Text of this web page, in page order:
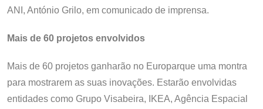
ANI, António Grilo, em comunicado de imprensa.
Mais de 60 projetos envolvidos
Mais de 60 projetos ganharão no Europarque uma montra
para mostrarem as suas inovações. Estarão envolvidas
entidades como Grupo Visabeira, IKEA, Agência Espacial